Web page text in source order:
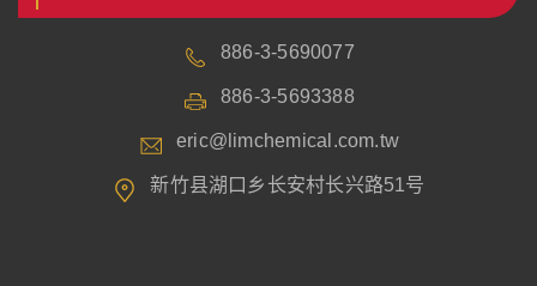
886-3-5690077
886-3-5693388
eric@limchemical.com.tw
新竹县湖口乡长安村长兴路51号